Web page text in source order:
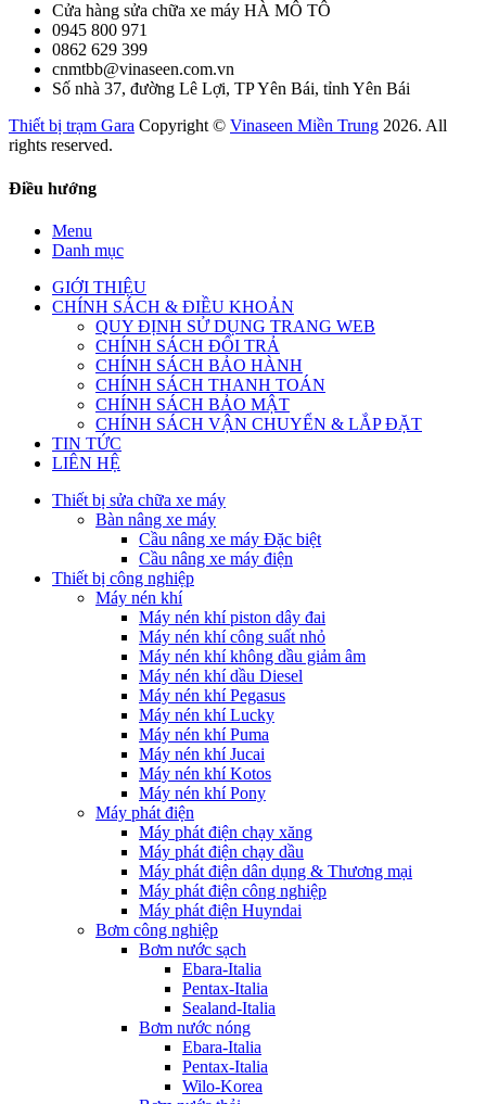
Cửa hàng sửa chữa xe máy HÀ MÔ TÔ
0945 800 971
0862 629 399
cnmtbb@vinaseen.com.vn
Số nhà 37, đường Lê Lợi, TP Yên Bái, tỉnh Yên Bái
Thiết bị trạm Gara Copyright © Vinaseen Miền Trung 2026. All
rights reserved.
Điều hướng
Menu
Danh mục
GIỚI THIỆU
CHÍNH SÁCH & ĐIỀU KHOẢN
QUY ĐỊNH SỬ DỤNG TRANG WEB
CHÍNH SÁCH ĐỔI TRẢ
CHÍNH SÁCH BẢO HÀNH
CHÍNH SÁCH THANH TOÁN
CHÍNH SÁCH BẢO MẬT
CHÍNH SÁCH VẬN CHUYỂN & LẮP ĐẶT
TIN TỨC
LIÊN HỆ
Thiết bị sửa chữa xe máy
Bàn nâng xe máy
Cầu nâng xe máy Đặc biệt
Cầu nâng xe máy điện
Thiết bị công nghiệp
Máy nén khí
Máy nén khí piston dây đai
Máy nén khí công suất nhỏ
Máy nén khí không dầu giảm âm
Máy nén khí dầu Diesel
Máy nén khí Pegasus
Máy nén khí Lucky
Máy nén khí Puma
Máy nén khí Jucai
Máy nén khí Kotos
Máy nén khí Pony
Máy phát điện
Máy phát điện chạy xăng
Máy phát điện chạy dầu
Máy phát điện dân dụng & Thương mại
Máy phát điện công nghiệp
Máy phát điện Huyndai
Bơm công nghiệp
Bơm nước sạch
Ebara-Italia
Pentax-Italia
Sealand-Italia
Bơm nước nóng
Ebara-Italia
Pentax-Italia
Wilo-Korea